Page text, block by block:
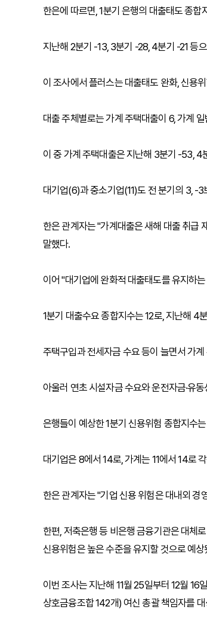
한은에 따르면, 1분기 은행의 대출태도 종합
지난해 2분기 -13, 3분기 -28, 4분기 -21 등
이 조사에서 플러스는 대출태도 완화, 신용
대출 주체별로는 가계 주택대출이 6, 가계
이 중 가계 주택대출은 지난해 3분기 -53,
대기업(6)과 중소기업(11)도 전 분기의 3, -
한은 관계자는 "가계대출은 새해 대출 취급
말했다.
이어 "대기업에 완화적 대출태도를 유지하
1분기 대출수요 종합지수는 12로, 지난해 4
주택구입과 전세자금 수요 등이 늘면서 가
아울러 연초 시설자금 수요와 운전자금·유
은행들이 예상한 1분기 신용위험 종합지수
대기업은 8에서 14로, 가계는 11에서 14로
한은 관계자는 "기업 신용 위험은 대내외 경
한편, 저축은행 등 비은행 금융기관은 대체
신용위험은 높은 수준을 유지할 것으로 예상
이번 조사는 지난해 11월 25일부터 12월 16
상호금융조합 142개) 여신 총괄 책임자를